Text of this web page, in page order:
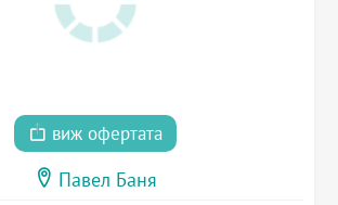
виж офертата
Павел Баня